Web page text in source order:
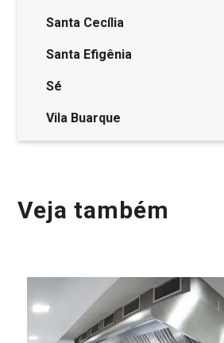
Santa Cecília
Santa Efigênia
Sé
Vila Buarque
Veja também